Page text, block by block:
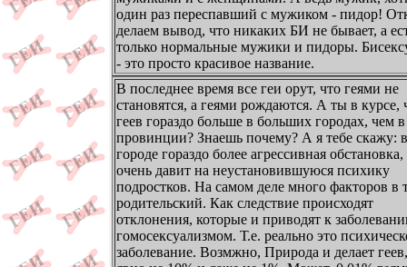
один раз переспавший с мужиком - пидор!
делаем вывод, что никаких БИ не бывает, а
только нормальные мужики и пидоры.
- это просто красивое название.
В последнее время все геи орут, что геями не
становятся, а геями рождаются. А ты в курсе,
геев гораздо больше в больших городах, чем в
провинции? Знаешь почему? А я тебе скажу: в
городе гораздо более агрессивная
очень давит на неустановившуюся психику
подростков. На самом деле много факторов в
родительский. Как следствие происходят
отклонения, которые и приводят к
гомосексуализмом. Т.е. реально это
заболевание. Возмжно, Природа и делает